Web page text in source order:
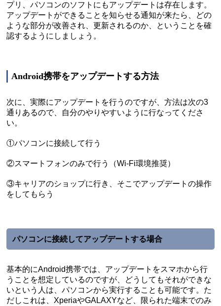
プリ、パソコンのソフトにもアップデートは存在します。
アップデートができることを知らせる通知が来たら、どの
ような部分が改善され、更新されるのか、ということを確
認するようにしましょう。
Android携帯をアップデートする方法
次に、実際にアップデートを行うのですが、方法は次の3
通りあるので、自分のやりやすいように行なってくださ
い。
①パソコンに接続して行う
②スマートフォンのみで行う（Wi-Fi環境推奨）
③キャリアのショップに行き、そこでアップデートの操作
をしてもらう
パソコンに接続してアップデートする場合
基本的にAndroid携帯では、アップデートをスマホから行
うことを想定しているのですが、どうしてもそれができな
いという人は、パソコンから実行することも可能です。た
だしこれは、XperiaやGALAXYなど、限られた端末でのみ